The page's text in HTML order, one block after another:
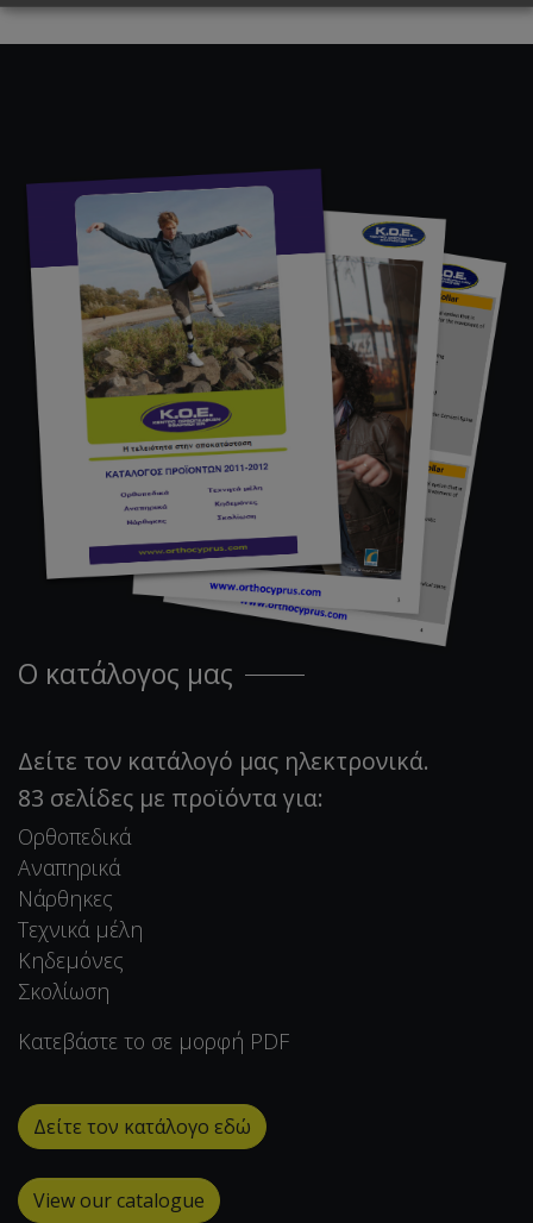
Ο κατάλογος μας
Δείτε τον κατάλογό μας ηλεκτρονικά.
83 σελίδες με προϊόντα για:
Ορθοπεδικά
Αναπηρικά
Νάρθηκες
Τεχνικά μέλη
Κηδεμόνες
Σκολίωση
Κατεβάστε το σε μορφή PDF
Δείτε τον κατάλογο εδώ
View our catalogue